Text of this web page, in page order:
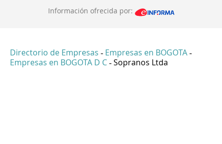
Información ofrecida por:
Directorio de Empresas - Empresas en BOGOTA -
Empresas en BOGOTA D C - Sopranos Ltda